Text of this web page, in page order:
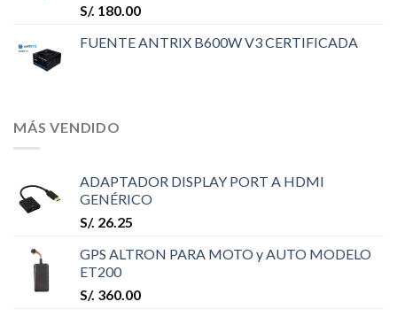
S/. 180.00
FUENTE ANTRIX B600W V3 CERTIFICADA
MÁS VENDIDO
ADAPTADOR DISPLAY PORT A HDMI
GENÉRICO
S/. 26.25
GPS ALTRON PARA MOTO y AUTO MODELO
ET200
S/. 360.00